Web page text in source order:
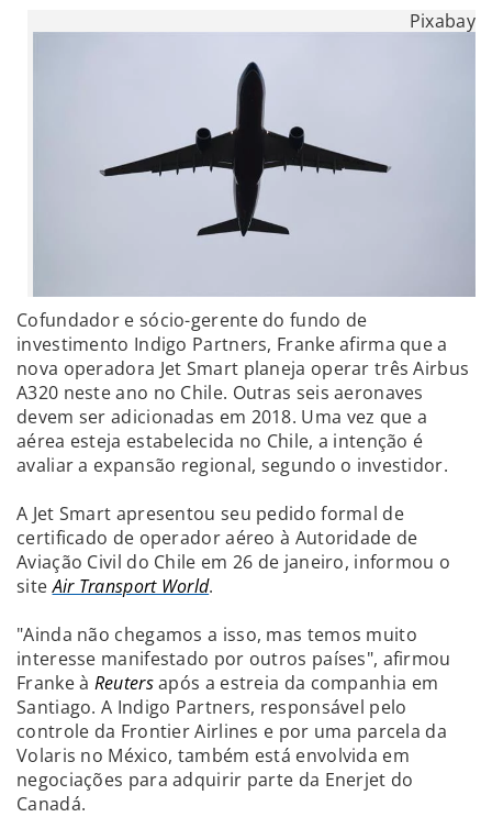
Pixabay
Cofundador e sócio-gerente do fundo de
investimento Indigo Partners, Franke afirma que a
nova operadora Jet Smart planeja operar três Airbus
A320 neste ano no Chile. Outras seis aeronaves
devem ser adicionadas em 2018. Uma vez que a
aérea esteja estabelecida no Chile, a intenção é
avaliar a expansão regional, segundo o investidor.
A Jet Smart apresentou seu pedido formal de
certificado de operador aéreo à Autoridade de
Aviação Civil do Chile em 26 de janeiro, informou o
siteAir Transport World.
"Ainda não chegamos a isso, mas temos muito
interesse manifestado por outros países", afirmou
Franke à Reutersapós a estreia da companhia em
Santiago. A Indigo Partners, responsável pelo
controle da Frontier Airlines e por uma parcela da
Volaris no México, também está envolvida em
negociações para adquirir parte da Enerjet do
Canadá.